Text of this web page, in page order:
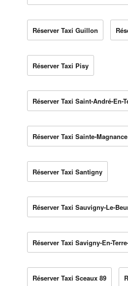
Réserver Taxi Guillon
Réserver Taxi Pisy
Réserver Taxi Saint-André-En-
Réserver Taxi Sainte-Magnance
Réserver Taxi Santigny
Réserver Taxi Sauvigny-Le-
Réserver Taxi Savigny-En-
Réserver Taxi Sceaux 89